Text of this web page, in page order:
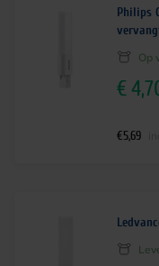
Philips
Op
€
€5,69